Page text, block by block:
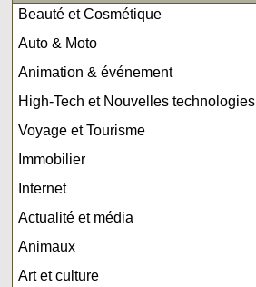
Beauté et Cosmétique
Auto & Moto
Animation & événement
High-Tech et Nouvelles technologies
Voyage et Tourisme
Immobilier
Internet
Actualité et média
Animaux
Art et culture